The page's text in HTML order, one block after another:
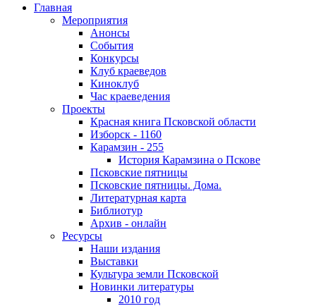
Главная
Мероприятия
Анонсы
События
Конкурсы
Клуб краеведов
Киноклуб
Час краеведения
Проекты
Красная книга Псковской области
Изборск - 1160
Карамзин - 255
История Карамзина о Пскове
Псковские пятницы
Псковские пятницы. Дома.
Литературная карта
Библиотур
Архив - онлайн
Ресурсы
Наши издания
Выставки
Культура земли Псковской
Новинки литературы
2010 год